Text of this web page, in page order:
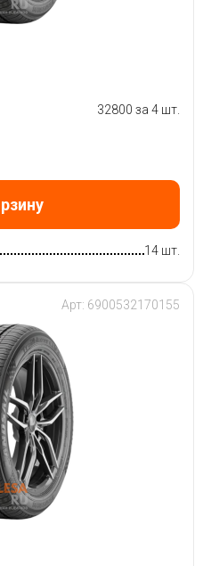
32800 за 4 шт.
14 шт.
Арт: 6900532170155